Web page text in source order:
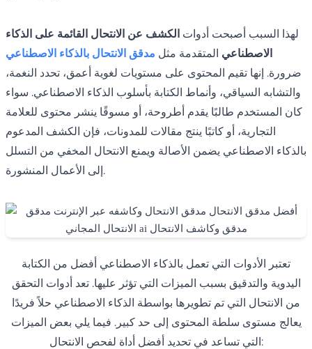
لهذا السبب أصبحت أدوات الكشف عن الانتحال القائمة على الذكاء
الاصطناعي المتقدمة مثل مدقق الانتحال بالذكاء الاصطناعي
ضرورة. إنها تقيم المحتوى على مستويات لغوية أعمق، تحدد النغمة،
والتشابه السياقي، وأنماط الكتابة بأسلوب الذكاء الاصطناعي. سواء
كان المستخدم طالبًا يقدم أطروحة، أو مسوقًا ينشر محتوى للعلامة
التجارية، أو كاتبًا ينتج مقالات للمدونات، فإن الكشف المدعوم
بالذكاء الاصطناعي يضمن الأصالة ويمنع الانتحال المخفي من التسلل
إلى الأعمال المنشورة.
تعتبر الأدوات التي تعمل بالذكاء الاصطناعي أفضل من الكتابة
اليدوية والتدقيق بسبب الميزات التي تؤثر عليها. تعد أدوات التحقق
من الانتحال التي تم تطويرها بواسطة الذكاء الاصطناعي حلاً فريدًا
يعالج مستوى سلطة المحتوى إلى حد كبير. فيما يلي بعض الميزات
التي تساعد في تحديد أفضل أداة لفحص الانتحال: